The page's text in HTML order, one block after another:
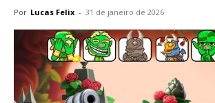
Por Lucas Felix - 31 de janeiro de 2026